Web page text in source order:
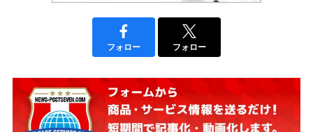
フォロー フォロー